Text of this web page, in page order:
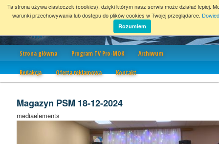
Strona główna Program TV Pro-MOK Archiwum
Redakcja Oferta reklamowa Kontakt
Magazyn PSM 18-12-2024
mediaelements
Ta strona używa ciasteczek (cookies), dzięki którym nasz serwis może działać lepiej.
warunki przechowywania lub dostępu do plików cookies w Twojej przeglądarce.
Rozumiem